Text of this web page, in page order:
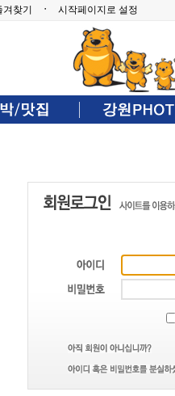
겨찾기 ㆍ 시작페이지로 설정